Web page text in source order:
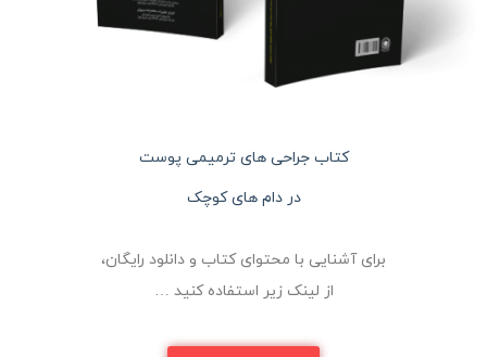
کتاب جراحی های ترمیمی پوست
در دام های کوچک
برای آشنایی با محتوای کتاب و دانلود رایگان،
از لینک زیر استفاده کنید …